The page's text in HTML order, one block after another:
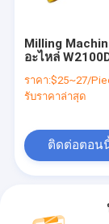
Milling
อะไหล่
Track Pads
ราคา:$25~27/
รับราคาล่าสุด
ติดต่อตอน